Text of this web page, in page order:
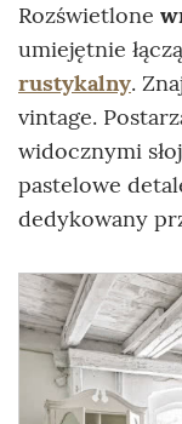
Rozświetlone
umiejętnie łączą
rustykalny.
vintage.
widocznymi
pastelowe
dedykowany